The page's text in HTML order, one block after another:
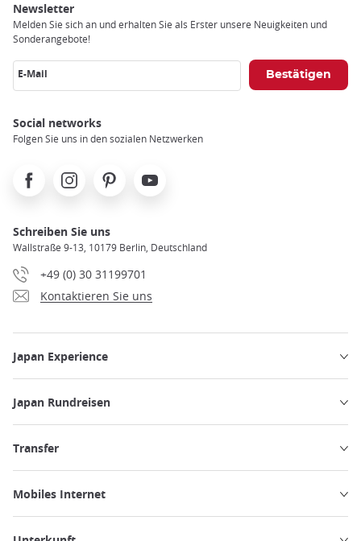
Newsletter
Melden Sie sich an und erhalten Sie als Erster unsere Neuigkeiten und
Sonderangebote!
E-Mail
Social networks
Folgen Sie uns in den sozialen Netzwerken
FacebookInstagramPinterest Youtube
Schreiben Sie uns
Wallstraße 9-13, 10179 Berlin, Deutschland
+49 (0) 30 31199701
Kontaktieren Sie uns
Japan Experience
Japan Rundreisen
Transfer
Mobiles Internet